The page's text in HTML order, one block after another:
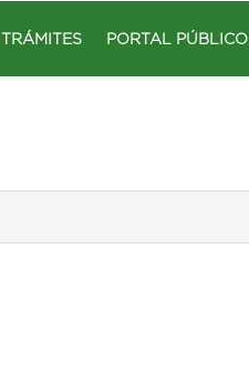
TRÁMITES PORTAL PÚBLICO